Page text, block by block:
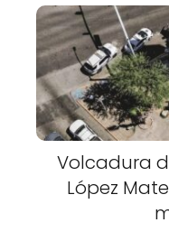
Volcadura
López